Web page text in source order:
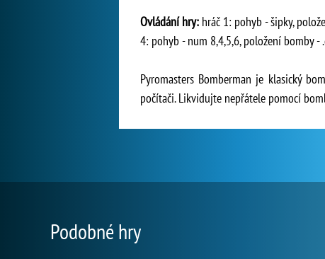
Ovládání hry: hráč 1: pohyb - šipky,
4: pohyb - num 8,4,5,6, položení bomby -
Pyromasters Bomberman je klasický
počítači. Likvidujte nepřátele pomocí
Podobné hry